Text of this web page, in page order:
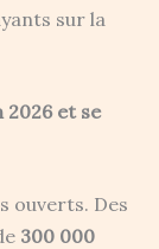
sur la
et se
ouverts. Des
300 000